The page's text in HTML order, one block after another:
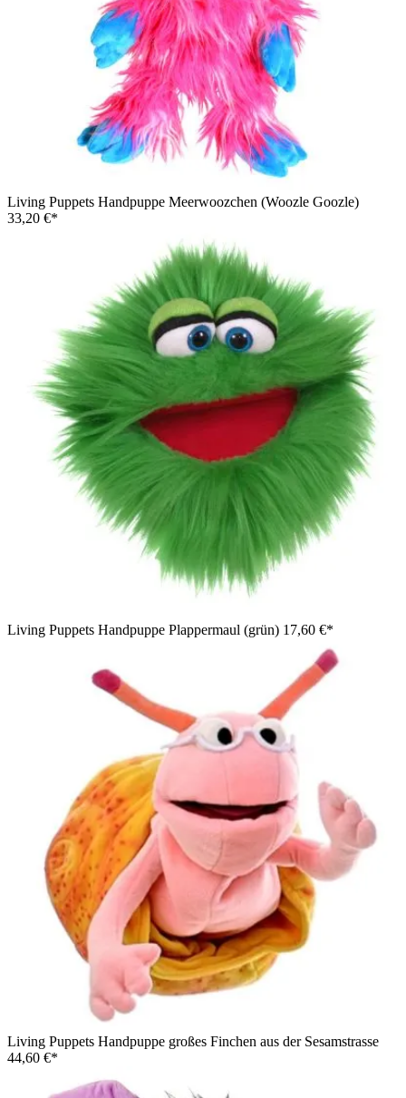
Living Puppets Handpuppe Meerwoozchen (Woozle Goozle)
33,20 €*
Living Puppets Handpuppe Plappermaul (grün) 17,60 €*
Living Puppets Handpuppe großes Finchen aus der Sesamstrasse
44,60 €*